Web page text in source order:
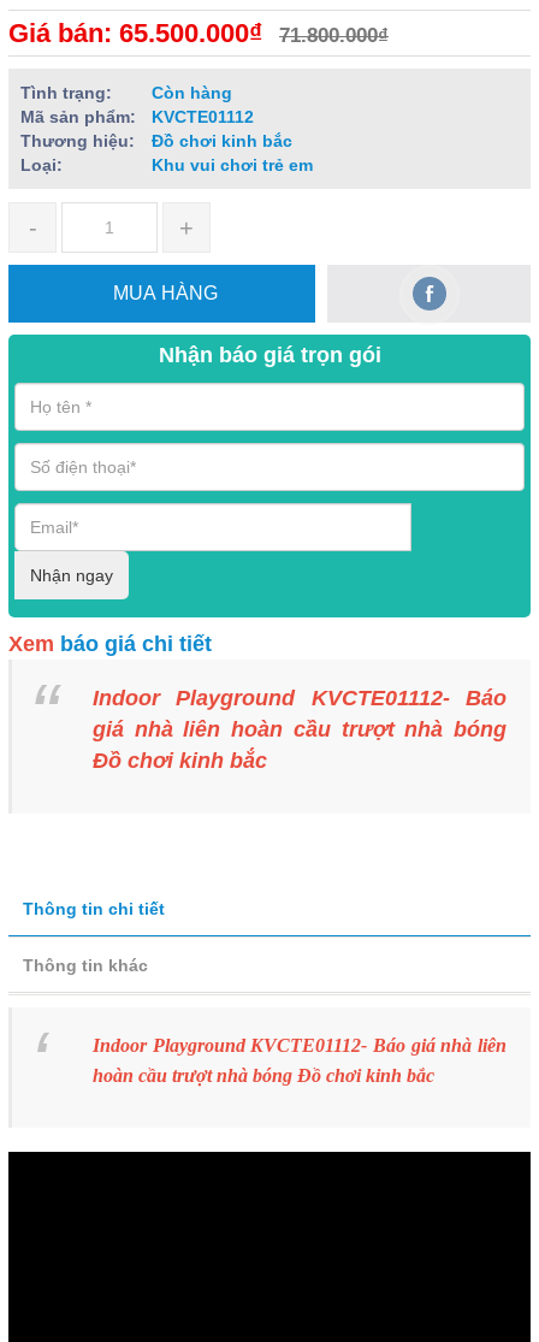
Giá bán: 65.500.000₫ 71.800.000₫
Tình trạng:
Còn hàng
Mã sản phẩm:
KVCTE01112
Thương hiệu:
Đồ chơi kinh bắc
Loại:
Khu vui chơi trẻ em
- +
MUA HÀNG
Nhận báo giá trọn gói
Nhận ngay
Xem báo giá chi tiết
Indoor Playground KVCTE01112- Báo
giá nhà liên hoàn cầu trượt nhà bóng
Đồ chơi kinh bắc
Thông tin chi tiết
Thông tin khác
Indoor Playground KVCTE01112- Báo giá nhà liên
hoàn cầu trượt nhà bóng Đồ chơi kinh bắc